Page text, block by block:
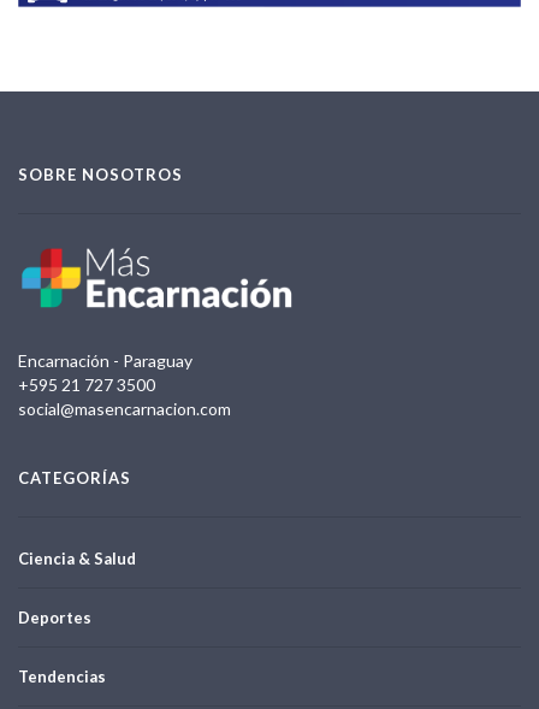
SOBRE NOSOTROS
Encarnación - Paraguay
+595 21 727 3500
social@masencarnacion.com
CATEGORÍAS
Ciencia & Salud
Deportes
Tendencias